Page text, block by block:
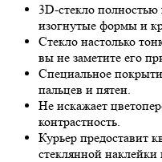
3D-стекло полностью
изогнутые формы и
Стекло настолько
вы не заметите его
Специальное
пальцев и пятен.
Не искажает
контрастность.
Курьер предоставит
стеклянной